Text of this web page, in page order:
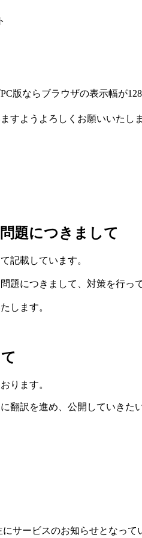
版ならブラウザの表示幅が
すようよろしくお願いいたしま
題につきまして
記載しています。
題につきまして、対策を行っ
します。
ります。
翻訳を進め、公開していきた
サービスのお知らせとなっ